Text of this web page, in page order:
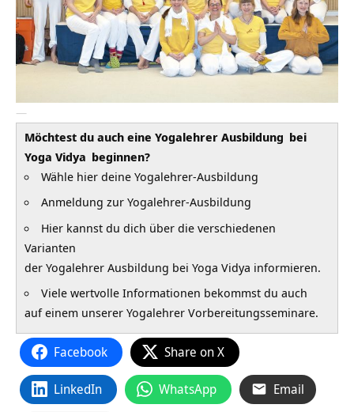
—
Möchtest du auch eine Yogalehrer Ausbildung bei
Yoga Vidya beginnen?
Wähle hier deine Yogalehrer-Ausbildung
Anmeldung zur Yogalehrer-Ausbildung
Hier kannst du dich über die verschiedenen
Varianten
der Yogalehrer Ausbildung bei Yoga Vidya informieren.
Viele wertvolle Informationen bekommst du auch
auf einem unserer Yogalehrer Vorbereitungsseminare.
Facebook Share on X
LinkedIn WhatsApp Email